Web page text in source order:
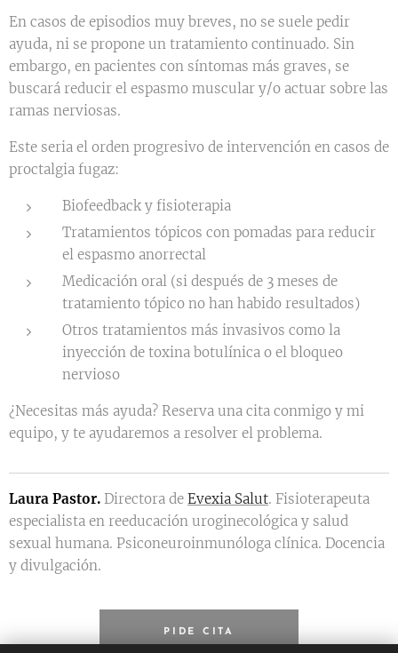
En casos de episodios muy breves, no se suele pedir
ayuda, ni se propone un tratamiento continuado. Sin
embargo, en pacientes con síntomas más graves, se
buscará reducir el espasmo muscular y/o actuar sobre las
ramas nerviosas.
Este seria el orden progresivo de intervención en casos de
proctalgia fugaz:
B iofeedback y fisioterapia
Tratamientos tópicos con pomadas para reducir
el espasmo anorrectal
Medicación oral (si después de 3 meses de
tratamiento tópico no han habido resultados)
Otros tratamientos más invasivos como la
inyección de toxina botulínica o el bloqueo
nervioso
¿Necesitas más ayuda? Reserva una cita conmigo y mi
equipo, y te ayudaremos a resolver el problema.
Laura Pastor. Directora de Evexia Salut. Fisioterapeuta
especialista en reeducación uroginecológica y salud
sexual humana. Psiconeuroinmunóloga clínica. Docencia
y divulgación.
PIDE CITA